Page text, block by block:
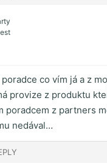
co vím já a z
provize z produktu
poradcem z partners
nedával…